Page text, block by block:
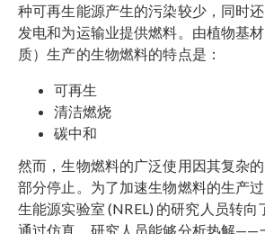
种可再生能源产生的污染较少，同时还
发电和为运输业提供燃料。由植物基
质）生产的生物燃料的特点是：
可再生
清洁燃烧
碳中和
然而，生物燃料的广泛使用因其复杂
部分停止。为了加速生物燃料的生产
生能源实验室 (NREL) 的研究人员转向
通过仿真，研究人员能够分析热解——